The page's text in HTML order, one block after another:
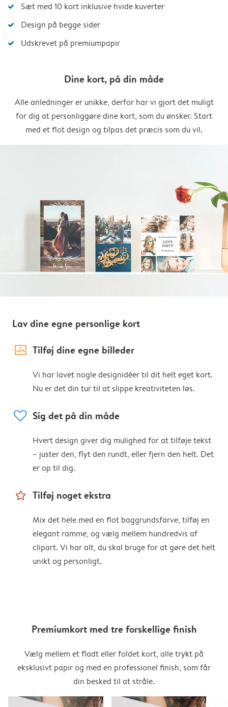
Sæt med 10 kort inklusive hvide kuverter
Design på begge sider
Udskrevet på premiumpapir
Dine kort, på din måde
Alle anledninger er unikke, derfor har vi gjort det muligt
for dig at personliggøre dine kort, som du ønsker. Start
med et flot design og tilpas det præcis som du vil.
Lav dine egne personlige kort
image_placeholder Tilføj dine egne billeder
Vi har lavet nogle designidéer til dit helt eget kort.
Nu er det din tur til at slippe kreativiteten løs.
heart Sig det på din måde
Hvert design giver dig mulighed for at tilføje tekst
– juster den, flyt den rundt, eller fjern den helt. Det
er op til dig.
star_outline Tilføj noget ekstra
Mix det hele med en flot baggrundsfarve, tilføj en
elegant ramme, og vælg mellem hundredvis af
clipart. Vi har alt, du skal bruge for at gøre det helt
unikt og personligt.
Premiumkort med tre forskellige finish
Vælg mellem et fladt eller foldet kort, alle trykt på
eksklusivt papir og med en professionel finish, som får
din besked til at stråle.